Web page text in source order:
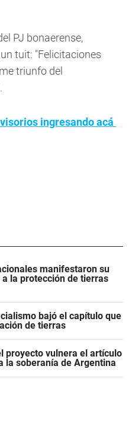
PJ bonaerense,
tuit: "Felicitaciones
triunfo del
ingresando acá
manifestaron su
la protección de tierras
bajó el capítulo que
de tierras
proyecto vulnera el artículo
la soberanía de Argentina